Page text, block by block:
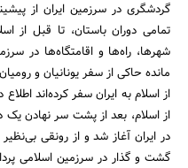
گردشگری در سرزمین ایران از
تمامی دوران باستان، تا قبل از
شهرها، راه‌ها و اقامتگاه‌ها در
مانده حاکی از سفر یونانیان و
از اسلام به ایران سفر کرده‌اند
از اسلام، بعد از پشت سر نهادن یک
در ایران آغاز شد و از رونقی
گشت و گذار در سرزمین اسلامی